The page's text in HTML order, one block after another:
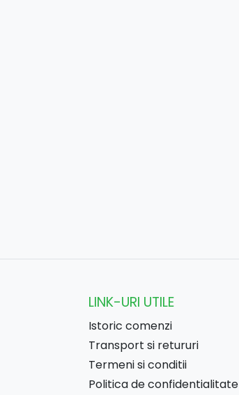
LINK-URI UTILE
Istoric comenzi
Transport si retururi
Termeni si conditii
Politica de confidentialitate